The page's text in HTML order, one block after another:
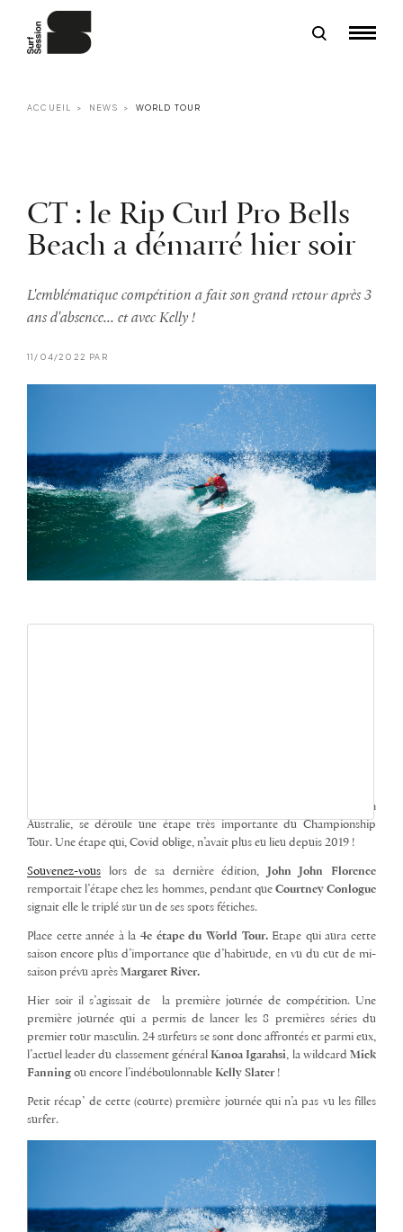
ACCUEIL NEWS WORLD TOUR
CT : le Rip Curl Pro Bells
Beach a démarré hier soir
L'emblématique compétition a fait son grand retour après 3
ans d'absence... et avec Kelly !
11/04/2022 PAR
dans l’État de Victoria en
Australie, se déroule une étape très importante du Championship
Tour. Une étape qui, Covid oblige, n’avait plus eu lieu depuis 2019 !
Souvenez-vous lors de sa dernière édition,
John John Florence
remportait l’étape chez les hommes, pendant que Courtney Conlogue
signait elle le triplé sur un de ses spots fétiches.
Place cette année à la 4e étape du World Tour.Etape qui aura cette
saison encore plus d’importance que d’habitude, en vu du cut de mi-
saison prévu après Margaret River.
Hier soir il s’agissait de la première journée de compétition. Une
première journée qui a permis de lancer les 8 premières séries du
premier tour masculin. 24 surfeurs se sont donc affrontés et parmi eux,
l’actuel leader du classement généralKanoa Igarahsi, la wildcard Mick
Fanning ou encore l’indéboulonnable Kelly Slater!
Petit récap’ de cette (courte) première journée qui n’a pas vu les filles
surfer.